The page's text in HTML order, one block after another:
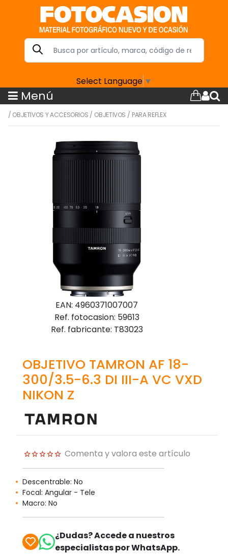
Select Language ▼
Menú
/ OBJETIVOS Y ACCESORIOS / OBJETIVOS / PARA REFLEX
EAN: 4960371007007
Ref. fotocasion: 59613
Ref. fabricante: T83023
OBJETIVO TAMRON AF 18-
300/3.5-6.3 DI III-A VC VXD
NIKON Z
Comenta y valora este artículo
Descentrable: No
Focal: Angular - Tele
Macro: No
¿Dudas? Accede a nuestros
especialistas por WhatsApp.